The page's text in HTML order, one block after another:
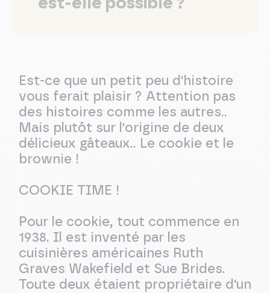
est-elle possible ?
Est-ce que un petit peu d'histoire
vous ferait plaisir ? Attention pas
des histoires comme les autres..
Mais plutôt sur l'origine de deux
délicieux gâteaux.. Le cookie et le
brownie !
COOKIE TIME !
Pour le cookie, tout commence en
1938. Il est inventé par les
cuisinières américaines Ruth
Graves Wakefield et Sue Brides.
Toute deux étaient propriétaire d'un